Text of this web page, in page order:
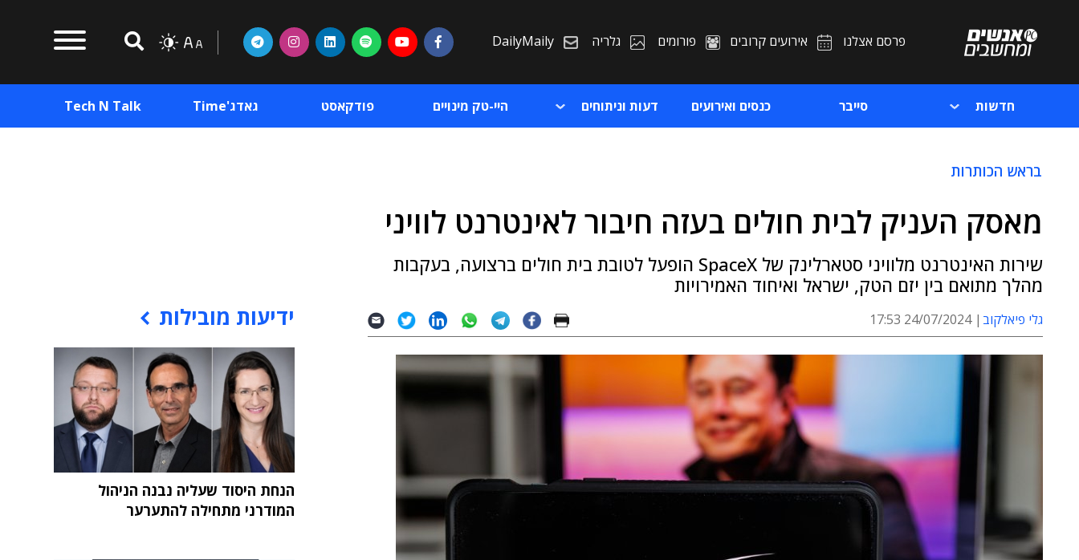
פרסם אצלנו אירועים קרובים פורומים גלריה DailyMaily
חדשות סייבר כנסים ואירועים דעות וניתוחים היי-טק מינויים פודקאסט גאדג'Time Tech N Talk
בראש הכותרות
מאסק העניק לבית חולים בעזה חיבור לאינטרנט לוויני
שירות האינטרנט מלוויני סטארלינק של SpaceX הופעל לטובת בית חולים ברצועה, בעקבות
מהלך מתואם בין יזם הטק, ישראל ואיחוד האמירויות
גלי פיאלקוב 24/07/2024 17:53 ידיעות מובילות
הנחת היסוד שעליה נבנה הניהול
המודרני מתחילה להתערער